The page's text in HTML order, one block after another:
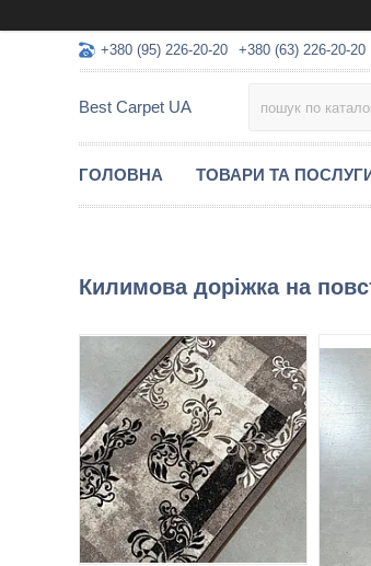
+380 (95) 226-20-20 +380 (63) 226-20-20
Best Carpet UA
ГОЛОВНА ТОВАРИ ТА
Килимова доріжка на